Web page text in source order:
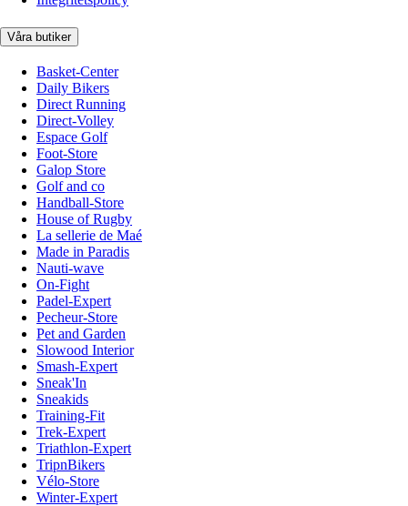
Våra butiker
Basket-Center
Daily Bikers
Direct Running
Direct-Volley
Espace Golf
Foot-Store
Galop Store
Golf and co
Handball-Store
House of Rugby
La sellerie de Maé
Made in Paradis
Nauti-wave
On-Fight
Padel-Expert
Pecheur-Store
Pet and Garden
Slowood Interior
Smash-Expert
Sneak'In
Sneakids
Training-Fit
Trek-Expert
Triathlon-Expert
TripnBikers
Vélo-Store
Winter-Expert